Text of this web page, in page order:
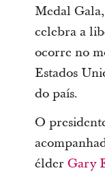
Medal
celebra a
ocorre no
Estados
do país.
O
élder Gary